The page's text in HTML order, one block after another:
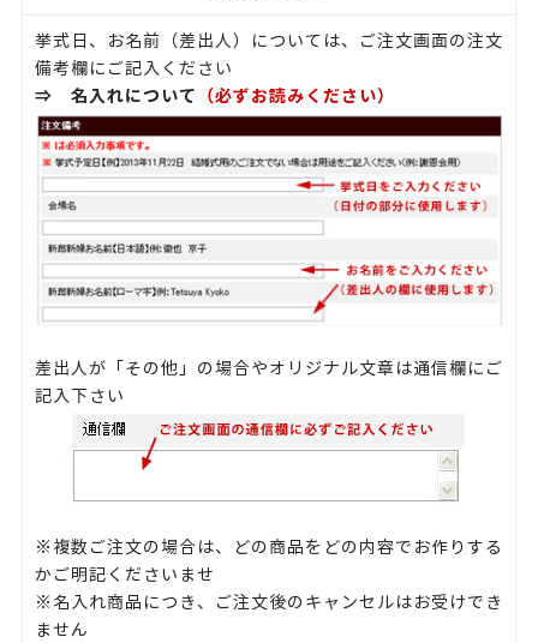
挙式日、お名前（差出人）については、ご注文画面の注文
備考欄にご記入ください
⇒ 名入れについて （必ずお読みください）
差出人が「その他」の場合やオリジナル文章は通信欄にご
記入下さい
※複数ご注文の場合は、どの商品をどの内容でお作りする
かご明記くださいませ
※名入れ商品につき、ご注文後のキャンセルはお受けでき
ません